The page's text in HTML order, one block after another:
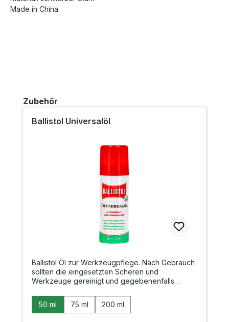
Made in China
Produktgalerie überspringen
Zubehör
Ballistol Universalöl
Ballistol Öl zur Werkzeugpflege. Nach Gebrauch
sollten die eingesetzten Scheren und
Werkzeuge gereinigt und gegebenenfalls
einreiben schützt die Werkzeuge vor Rost und
konserviert die Schneiden. Gerade die
Inhalt auswählen
50 ml 75 ml 200 ml